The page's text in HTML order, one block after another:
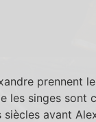
prennent
les singes sont
siècles avant